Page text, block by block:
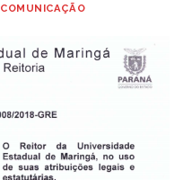
COMUNICAÇÃO